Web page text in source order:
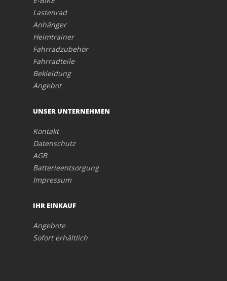
Lastenrad
Anhänger
Heimtrainer
Fahrradzubehör
Fahrradteile
Bekleidung
Angebot
UNSER UNTERNEHMEN
Kontakt
Datenschutz
AGB
Batterieentsorgung
Impressum
IHR EINKAUF
Angebote
Sofort erhältlich